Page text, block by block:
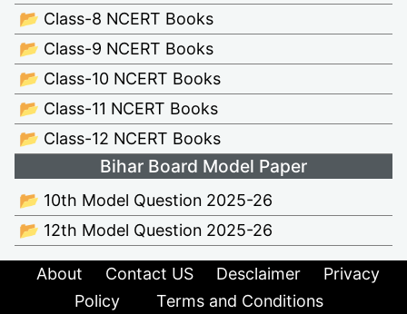
📂 Class-8 NCERT Books
📂 Class-9 NCERT Books
📂 Class-10 NCERT Books
📂 Class-11 NCERT Books
📂 Class-12 NCERT Books
Bihar Board Model Paper
📂 10th Model Question 2025-26
📂 12th Model Question 2025-26
About Contact US Desclaimer
Privacy
Policy
Terms and Conditions